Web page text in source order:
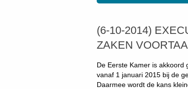
(6-10-2014)
ZAKEN
De Eerste Kamer is
vanaf 1 januari 2015 bij de
Daarmee wordt de kans